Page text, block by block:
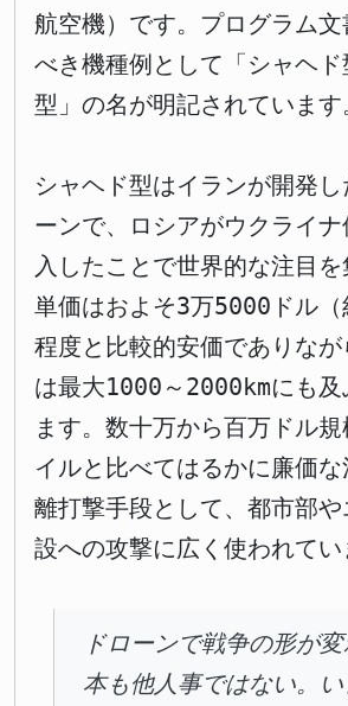
航空機）です。プログラム
べき機種例として「シャヘド
型」の名が明記されています
シャヘド型はイランが開発
ーンで、ロシアがウクライ
入したことで世界的な注目を
単価はおよそ3万5000ドル（
程度と比較的安価でありな
は最大1000～2000kmにも
ます。数十万から百万ドル
イルと比べてはるかに廉価
離打撃手段として、都市部
設への攻撃に広く使われてい
ドローンで戦争の形が
本も他人事ではない。